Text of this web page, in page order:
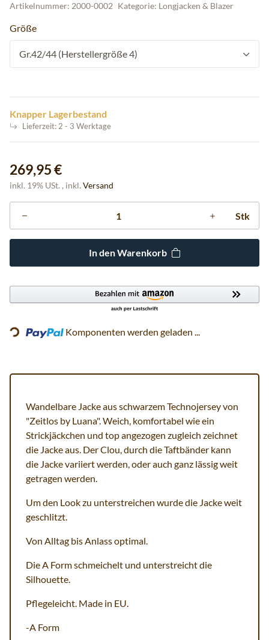
Artikelnummer: 2000-0002 Kategorie: Longjacken & Blazer
Größe
Gr.42/44 (Herstellergröße 4)
Knapper Lagerbestand
Lieferzeit: 2 - 3 Werktage
269,95 €
inkl. 19% USt. , inkl. Versand
Stk
In den Warenkorb
Loading... Komponenten werden geladen ...
Wandelbare Jacke aus schwarzem Technojersey von
"Zeitlos by Luana". Weich, komfortabel wie ein
Strickjäckchen und top angezogen zugleich zeichnet
die Jacke aus. Der Clou, durch die Taftbänder kann
die Jacke variiert werden, oder auch ganz lässig weit
getragen werden.
Um den Look zu unterstreichen wurde die Jacke weit
geschlitzt.
Von Alltag bis Anlass optimal.
Die A Form schmeichelt und unterstreicht die
Silhouette.
Pflegeleicht. Made in EU.
-A Form